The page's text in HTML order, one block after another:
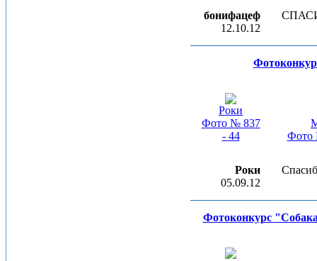
бонифацеф
12.10.12
Роки
Фото № 837
- 44
Фото
Роки
05.09.12
Фотоконкурс